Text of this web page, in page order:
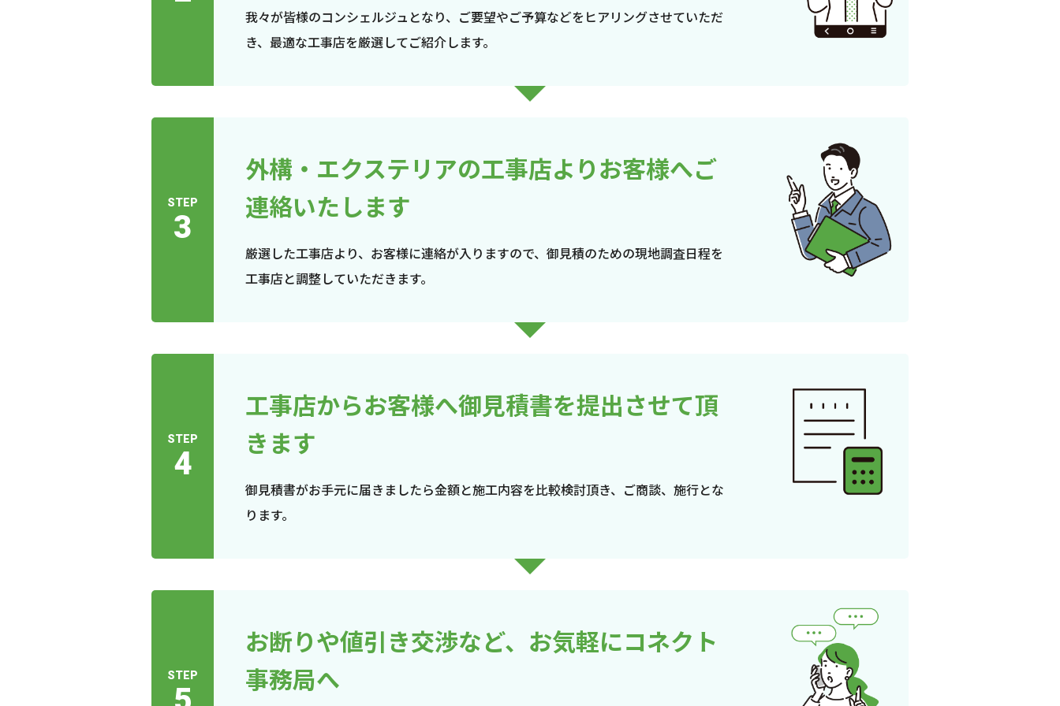
我々が皆様のコンシェルジュとなり、ご要望やご予算などをヒアリングさせていただ
き、最適な工事店を厳選してご紹介します。
STEP
3
外構・エクステリアの工事店よりお客様へご
連絡いたします
厳選した工事店より、お客様に連絡が入りますので、御見積のための現地調査日程を
工事店と調整していただきます。
STEP
4
工事店からお客様へ御見積書を提出させて頂
きます
御見積書がお手元に届きましたら金額と施工内容を比較検討頂き、ご商談、施行とな
ります。
STEP
お断りや値引き交渉など、お気軽にコネクト
事務局へ